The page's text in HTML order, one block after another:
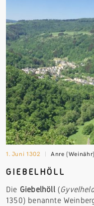
1. Juni 1302 Anre (Weinähr)
GIEBELHÖLL
Die Giebelhöll(
1350) benannte